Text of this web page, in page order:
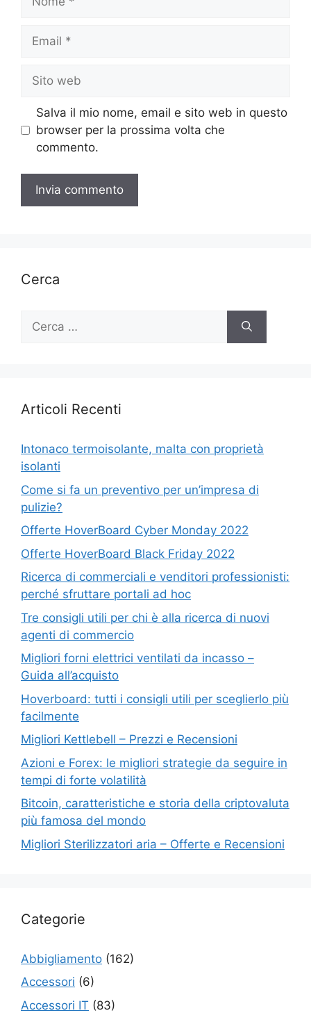
web
Salva il mio nome, email e sito web in questo
browser per la prossima volta che
commento.
Cerca
Ricerca
Articoli Recenti
Intonaco termoisolante, malta con proprietà
isolanti
Come si fa un preventivo per un’impresa di
pulizie?
Offerte HoverBoard Cyber Monday 2022
Offerte HoverBoard Black Friday 2022
Ricerca di commerciali e venditori professionisti:
perché sfruttare portali ad hoc
Tre consigli utili per chi è alla ricerca di nuovi
agenti di commercio
Migliori forni elettrici ventilati da incasso –
Guida all’acquisto
Hoverboard: tutti i consigli utili per sceglierlo più
facilmente
Migliori Kettlebell – Prezzi e Recensioni
Azioni e Forex: le migliori strategie da seguire in
tempi di forte volatilità
Bitcoin, caratteristiche e storia della criptovaluta
più famosa del mondo
Migliori Sterilizzatori aria – Offerte e Recensioni
Categorie
Abbigliamento (162)
Accessori (6)
Accessori IT (83)